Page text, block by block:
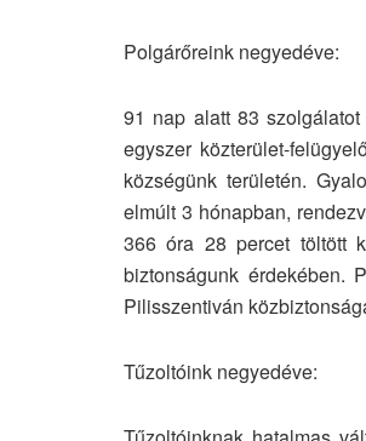
Polgárőreink negyedéve:
91 nap alatt 83
egyszer közterület-
községünk területén.
elmúlt 3 hónapban,
366 óra 28 percet töltött
biztonságunk érdekében.
Pilisszentiván
Tűzoltóink negyedéve: